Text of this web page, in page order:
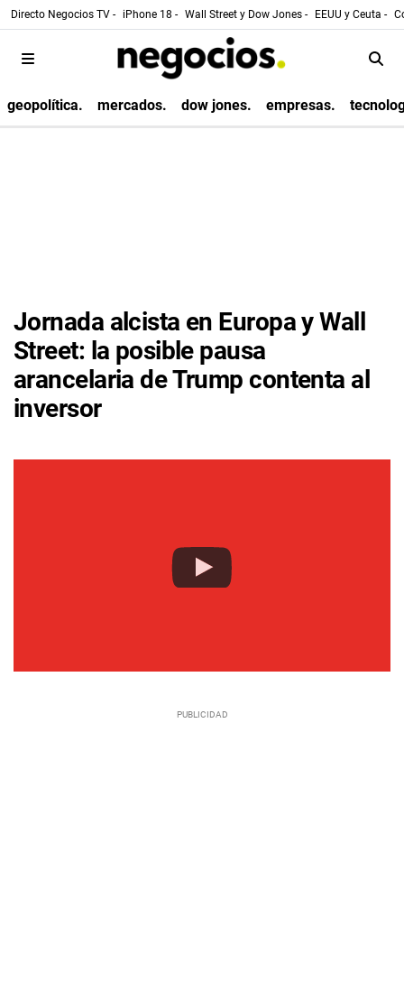
Directo Negocios TV - iPhone 18 - Wall Street y Dow Jones - EEUU y Ceuta -
geopolítica. mercados. dow jones. empresas.
Jornada alcista en Europa y Wall
Street: la posible pausa
arancelaria de Trump contenta al
inversor